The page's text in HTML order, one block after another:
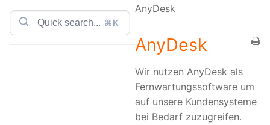
⌘K
AnyDesk
AnyDesk
Wir nutzen AnyDesk als
Fernwartungssoftware um
auf unsere Kundensysteme
bei Bedarf zuzugreifen.